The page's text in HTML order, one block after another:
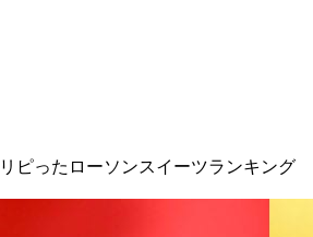
リピったローソンスイーツランキング